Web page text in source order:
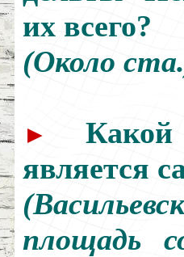
их всего?
(Около
►
является
площадь